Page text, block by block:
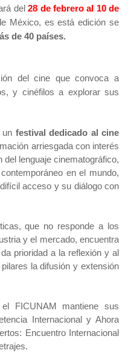
del28 de febrero al 10 de
México, es está edición se
de 40 países.
del cine que convoca a
y cinéfilos a explorar sus
un festival dedicado al cine
arriesgada con interés
lenguaje cinematográfico,
en el mundo,
acceso y su diálogo con
que no responde a los
y el mercado, encuentra
prioridad a la reflexión y al
la difusión y extensión
FICUNAM mantiene sus
Internacional y Ahora
Encuentro Internacional